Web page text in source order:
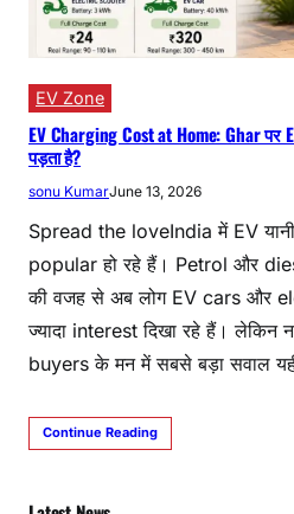
EV Zone
EV Charging Cost at Home: Ghar पर
पड़ता है?
sonu KumarJune 13, 2026
Spread the loveIndia में EV
popular हो रहे हैं। Petrol और
की वजह से अब लोग EV cars और
ज्यादा interest दिखा रहे हैं। लेकिन
buyers के मन में सबसे बड़ा सवाल
Continue Reading